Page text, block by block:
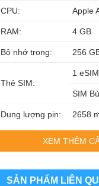
CPU: Apple
RAM: 4 GB
Bộ nhớ trong: 256
Thẻ SIM:
1
SIM
Dung lượng pin: 2658
XEM THÊM
SẢN PHẨM LIÊN